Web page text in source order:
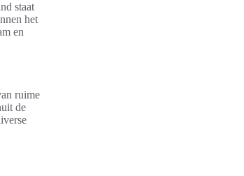
staat
het
en
ruime
de